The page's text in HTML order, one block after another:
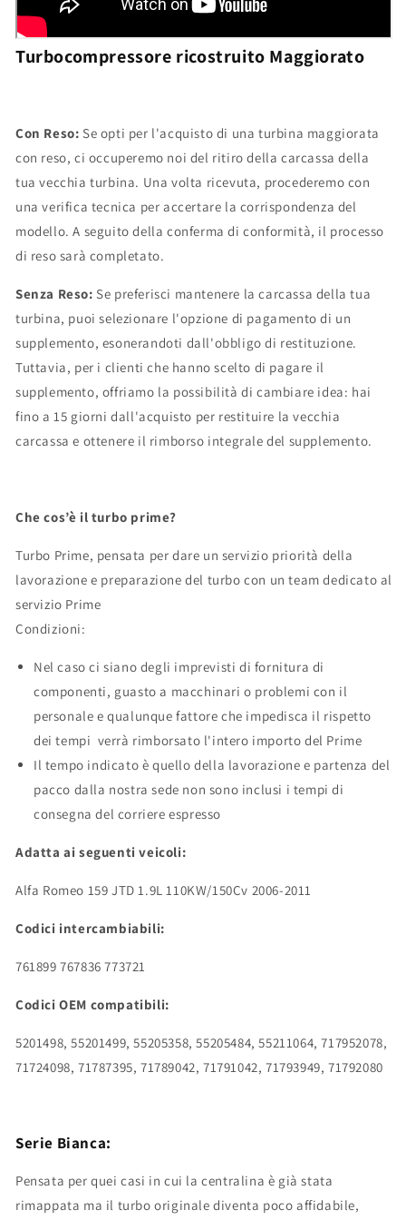
Turbocompressore ricostruito Maggiorato
Con Reso: Se opti per l'acquisto di una turbina maggiorata
con reso, ci occuperemo noi del ritiro della carcassa della
tua vecchia turbina. Una volta ricevuta, procederemo con
una verifica tecnica per accertare la corrispondenza del
modello. A seguito della conferma di conformità, il processo
di reso sarà completato.
Senza Reso: Se preferisci mantenere la carcassa della tua
turbina, puoi selezionare l'opzione di pagamento di un
supplemento, esonerandoti dall'obbligo di restituzione.
Tuttavia, per i clienti che hanno scelto di pagare il
supplemento, offriamo la possibilità di cambiare idea: hai
fino a 15 giorni dall'acquisto per restituire la vecchia
carcassa e ottenere il rimborso integrale del supplemento.
Che cos’è il turbo prime?
Turbo Prime, pensata per dare un servizio priorità della
lavorazione e preparazione del turbo con un team dedicato al
servizio Prime
Condizioni:
Nel caso ci siano degli imprevisti di fornitura di
componenti, guasto a macchinari o problemi con il
personale e qualunque fattore che impedisca il rispetto
dei tempi verrà rimborsato l'intero importo del Prime
Il tempo indicato è quello della lavorazione e partenza del
pacco dalla nostra sede non sono inclusi i tempi di
consegna del corriere espresso
Adatta ai seguenti veicoli:
Alfa Romeo 159 JTD 1.9L 110KW/150Cv 2006-2011
Codici intercambiabili:
761899 767836 773721
Codici OEM compatibili:
5201498, 55201499, 55205358, 55205484, 55211064, 717952078,
71724098, 71787395, 71789042, 71791042, 71793949, 71792080
Serie Bianca:
Pensata per quei casi in cui la centralina è già stata
rimappata ma il turbo originale diventa poco affidabile,